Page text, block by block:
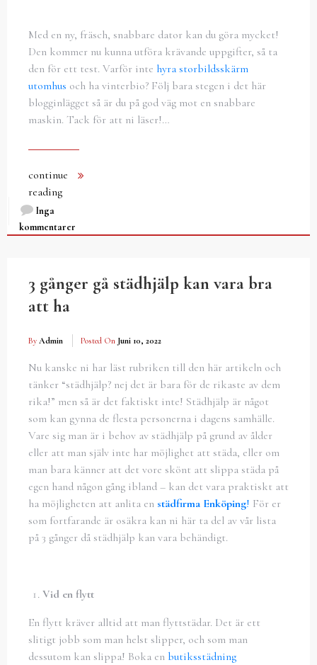
Med en ny, fräsch, snabbare dator kan du göra mycket!
Den kommer nu kunna utföra krävande uppgifter, så ta
den för ett test. Varför inte hyra storbildsskärm
utomhus och ha vinterbio? Följ bara stegen i det här
blogginlägget så är du på god väg mot en snabbare
maskin. Tack för att ni läser!…
continue
reading
Inga
kommentarer
3 gånger gå städhjälp kan vara bra
att ha
By Admin Posted On Juni 10, 2022
Nu kanske ni har läst rubriken till den här artikeln och
tänker “städhjälp? nej det är bara för de rikaste av dem
rika!” men så är det faktiskt inte! Städhjälp är något
som kan gynna de flesta personerna i dagens samhälle.
Vare sig man är i behov av städhjälp på grund av ålder
eller att man själv inte har möjlighet att städa, eller om
man bara känner att det vore skönt att slippa städa på
egen hand någon gång ibland – kan det vara praktiskt att
ha möjligheten att anlita en städfirma Enköping! För er
som fortfarande är osäkra kan ni här ta del av vår lista
på 3 gånger då städhjälp kan vara behändigt.
Vid en flytt
En flytt kräver alltid att man flyttstädar. Det är ett
slitigt jobb som man helst slipper, och som man
dessutom kan slippa! Boka en butiksstädning